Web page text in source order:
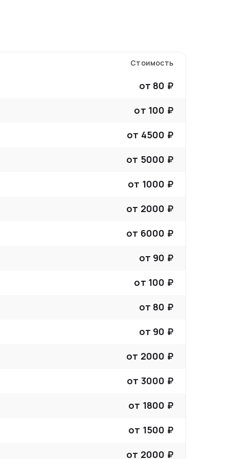
Стоимость
от 80 ₽
от 100 ₽
от 4500 ₽
от 5000 ₽
от 1000 ₽
от 2000 ₽
от 6000 ₽
от 90 ₽
от 100 ₽
от 80 ₽
от 90 ₽
от 2000 ₽
от 3000 ₽
от 1800 ₽
от 1500 ₽
от 2000 ₽